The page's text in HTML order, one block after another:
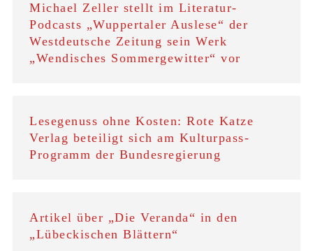
Michael Zeller stellt im Literatur-
Podcasts „Wuppertaler Auslese“ der
Westdeutsche Zeitung sein Werk
„Wendisches Sommergewitter“ vor
Lesegenuss ohne Kosten: Rote Katze
Verlag beteiligt sich am Kulturpass-
Programm der Bundesregierung
Artikel über „Die Veranda“ in den
„Lübeckischen Blättern“